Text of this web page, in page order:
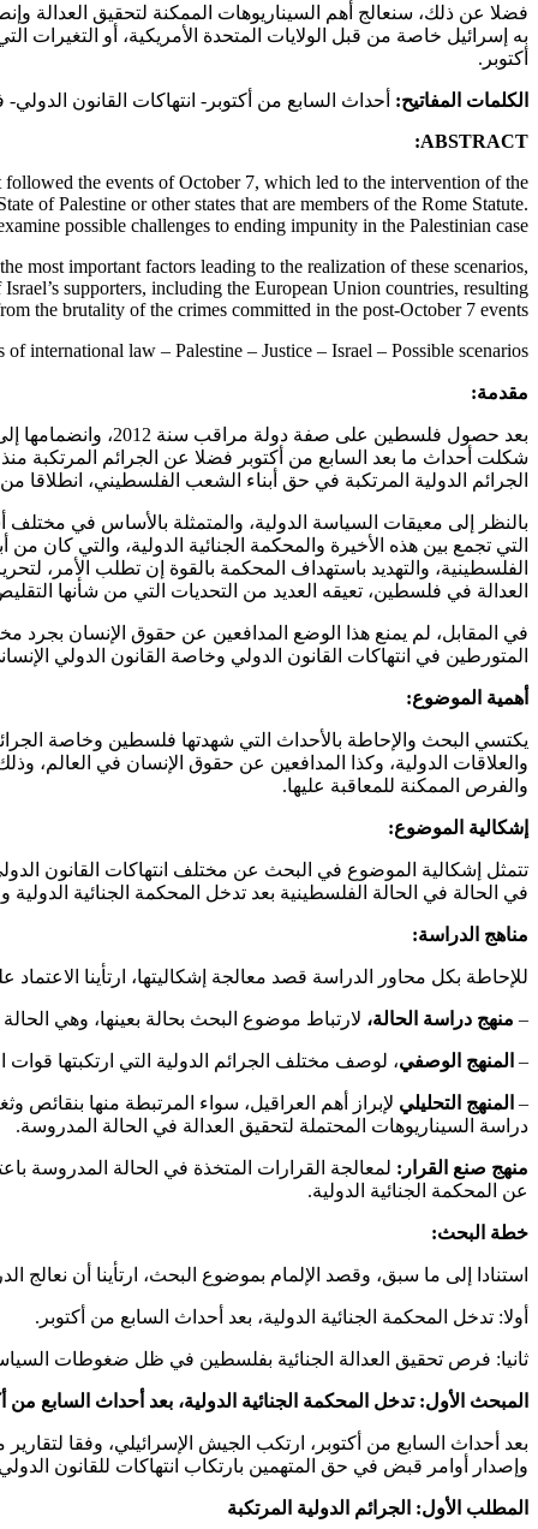
فضلا عن ذلك، سنعالج أهم السيناريوهات الممكنة لتحقيق العدالة
به إسرائيل خاصة من قبل الولايات المتحدة الأمريكية، أو التغيرات
أكتوبر.
الكلمات المفاتيح: أحداث السابع من أكتوبر- انتهاكات القانون
ABSTRACT:
the events of October 7, which led to the intervention of the
of Palestine or other states that are members of the Rome Statute.
possible challenges to ending impunity in the Palestinian case.
most important factors leading to the realization of these scenarios,
supporters, including the European Union countries, resulting
the brutality of the crimes committed in the post-October 7 events.
international law – Palestine – Justice – Israel – Possible scenarios.
مقدمة:
الجرائم الدولية المرتكبة في حق أبناء الشعب الفلسطيني، انطلاقا من 13 يونيو 2014، أساسا قانونيا لتدخل المحكمة في الحالة
بالنظر إلى معيقات السياسة الدولية، والمتمثلة بالأساس في
التي تجمع بين هذه الأخيرة والمحكمة الجنائية الدولية، والتي
العدالة في فلسطين، تعيقه العديد من التحديات التي من شأنها
في المقابل، لم يمنع هذا الوضع المدافعين عن حقوق الإنسان
المتورطين في انتهاكات القانون الدولي وخاصة القانون الدولي
أهمية الموضوع:
يكتسي البحث والإحاطة بالأحداث التي شهدتها فلسطين وخاصة
والعلاقات الدولية، وكذا المدافعين عن حقوق الإنسان في
والفرص الممكنة للمعاقبة عليها.
إشكالية الموضوع:
تتمثل إشكالية الموضوع في البحث عن مختلف انتهاكات القانون
في الحالة في الحالة الفلسطينية بعد تدخل المحكمة الجنائية
مناهج الدراسة:
للإحاطة بكل محاور الدراسة قصد معالجة إشكاليتها، ارتأينا الاعتماد
– منهج دراسة الحالة، لارتباط موضوع البحث بحالة بعينها، وهي
– المنهج الوصفي، لوصف مختلف الجرائم الدولية التي ارتكبتها
– المنهج التحليلي لإبراز أهم العراقيل، سواء المرتبطة منها
دراسة السيناريوهات المحتملة لتحقيق العدالة في الحالة المدروسة.
منهج صنع القرار: لمعالجة القرارات المتخذة في الحالة المدروسة
عن المحكمة الجنائية الدولية.
خطة البحث:
استنادا إلى ما سبق، وقصد الإلمام بموضوع البحث، ارتأينا أن نعالج
أولا: تدخل المحكمة الجنائية الدولية، بعد أحداث السابع من أكتوبر.
ثانيا: فرص تحقيق العدالة الجنائية بفلسطين في ظل ضغوطات
المبحث الأول: تدخل المحكمة الجنائية الدولية، بعد أحداث السابع من
بعد أحداث السابع من أكتوبر، ارتكب الجيش الإسرائيلي، وفقا
وإصدار أوامر قبض في حق المتهمين بارتكاب انتهاكات للقانون
المطلب الأول: الجرائم الدولية المرتكبة